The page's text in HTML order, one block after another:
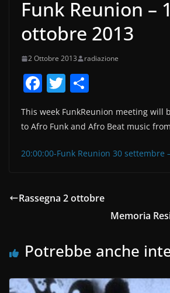
Funk Reunion – 1
ottobre 2013
2 Ottobre 2013 radiazione
F
c
b
o
T
w
itt n
vi
This week FunkReunion meeting will
to Afro Funk and Afro Beat music
20:00:00-Funk Reunion 30 settembre
Rassegna 2 ottobre
Memoria
Potrebbe anche